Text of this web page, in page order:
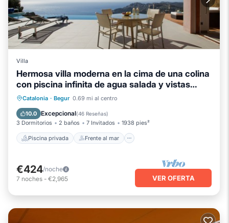
Villa
Hermosa villa moderna en la cima de una colina
con piscina infinita de agua salada y vistas
impresionantes
Catalonia · Begur 0.69 mi al centro
10.0 Excepcional(46 Reseñas)
3 Dormitorios 2 baños 7 Invitados 1938 pies²
Piscina privada Frente al mar
Piscina privada
Frente al mar
Bañera de hidromasaje
Chimenea/Calefacción
€424/noche
7 noches - €2,965 VER OFERTA